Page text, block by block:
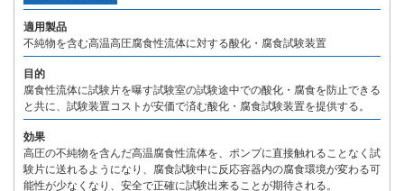
適用製品
不純物を含む高温高圧腐食性流体に対する酸化・腐食試験装置
目的
腐食性流体に試験片を曝す試験室の試験途中での酸化・腐食を防止できる
と共に、試験装置コストが安価で済む酸化・腐食試験装置を提供する。
効果
高圧の不純物を含んだ高温腐食性流体を、ポンプに直接触れることなく試
験片に送れるようになり、腐食試験中に反応容器内の腐食環境が変わる可
能性が少なくなり、安全で正確に試験出来ることが期待される。